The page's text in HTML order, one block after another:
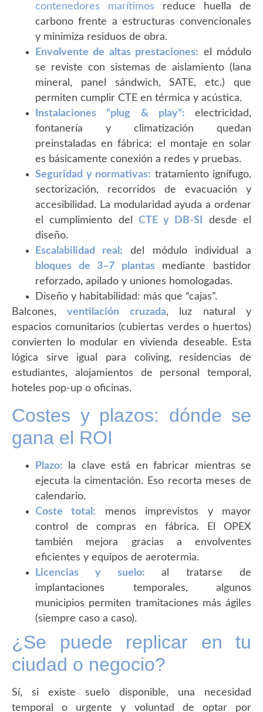
contenedores marítimos reduce huella de
carbono frente a estructuras convencionales
y minimiza residuos de obra.
Envolvente de altas prestaciones: el módulo
se reviste con sistemas de aislamiento (lana
mineral, panel sándwich, SATE, etc.) que
permiten cumplir CTE en térmica y acústica.
Instalaciones “plug & play”: electricidad,
fontanería y climatización quedan
preinstaladas en fábrica; el montaje en solar
es básicamente conexión a redes y pruebas.
Seguridad y normativas: tratamiento ignífugo,
sectorización, recorridos de evacuación y
accesibilidad. La modularidad ayuda a ordenar
el cumplimiento del CTE y DB-SI
desde el
diseño.
Escalabilidad real: del módulo individual a
bloques de 3–7 plantasmediante bastidor
reforzado, apilado y uniones homologadas.
Diseño y habitabilidad: más que “cajas”.
Balcones,ventilación cruzada, luz natural y
espacios comunitarios (cubiertas verdes o huertos)
convierten lo modular en vivienda deseable. Esta
lógica sirve igual para coliving, residencias de
estudiantes, alojamientos de personal temporal,
hoteles pop-up o oficinas.
Costes y plazos: dónde se
gana el ROI
Plazo: la clave está en fabricar mientras se
ejecuta la cimentación. Eso recorta meses de
calendario.
Coste total: menos imprevistos y mayor
control de compras en fábrica. El OPEX
también mejora gracias a envolventes
eficientes y equipos de aerotermia.
Licencias y suelo: al tratarse de
implantaciones temporales, algunos
municipios permiten tramitaciones más ágiles
(siempre caso a caso).
¿Se puede replicar en tu
ciudad o negocio?
Sí, si existe suelo disponible, una necesidad
temporal o urgente y voluntad de optar por